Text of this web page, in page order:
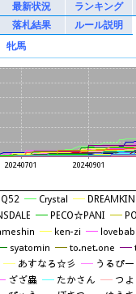
最新状況
ランキング
落札結果
ルール説明
牝馬